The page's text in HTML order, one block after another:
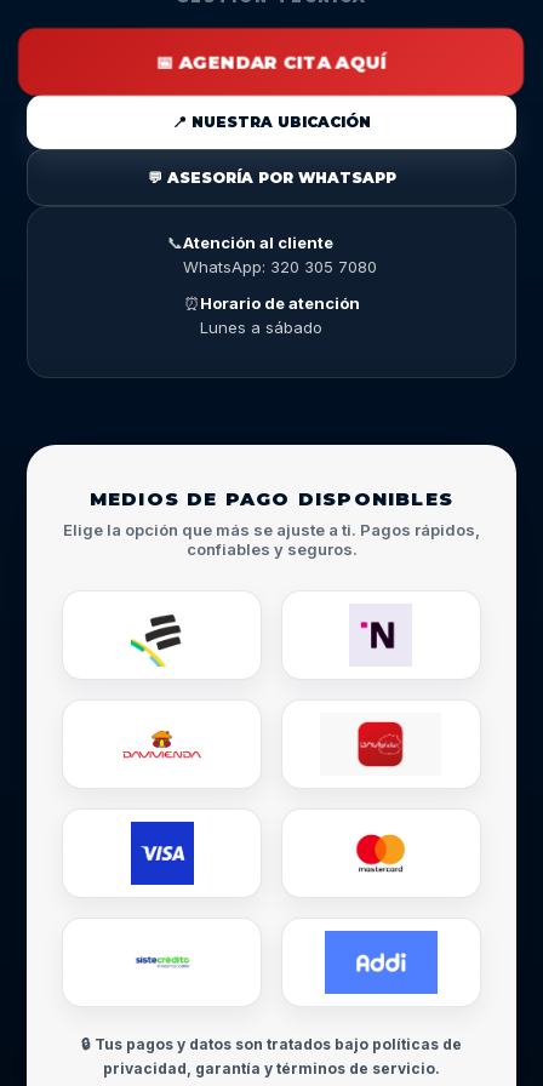
📅 AGENDAR CITA AQUÍ
📍 NUESTRA UBICACIÓN
💬 ASESORÍA POR WHATSAPP
📞Atención al cliente
WhatsApp: 320 305 7080
⏰Horario de atención
Lunes a sábado
MEDIOS DE PAGO DISPONIBLES
Elige la opción que más se ajuste a ti. Pagos rápidos,
confiables y seguros.
🔒 Tus pagos y datos son tratados bajo políticas de
privacidad, garantía y términos de servicio.